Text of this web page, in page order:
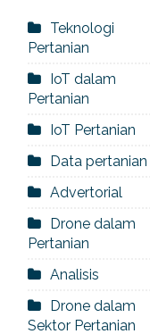
Teknologi
Pertanian
IoT dalam
Pertanian
IoT Pertanian
Data pertanian
Advertorial
Drone dalam
Pertanian
Analisis
Drone dalam
Sektor Pertanian